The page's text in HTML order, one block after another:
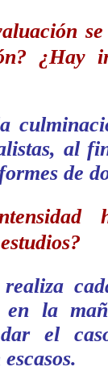
¿Hay
al
de
la
el